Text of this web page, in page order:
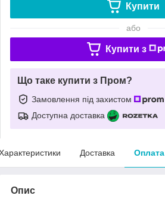
Купити
або
Купити з
Що таке купити з Пром?
Замовлення під захистом
Доступна доставка
Доставка Оплата
Опис